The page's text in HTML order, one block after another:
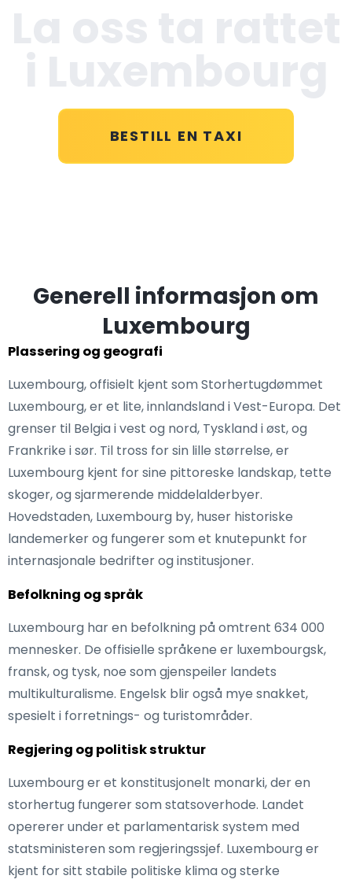
BESTILL EN TAXI
Generell informasjon om
Luxembourg
Plassering og geografi
Luxembourg, offisielt kjent som Storhertugdømmet
Luxembourg, er et lite, innlandsland i Vest-Europa. Det
grenser til Belgia i vest og nord, Tyskland i øst, og
Frankrike i sør. Til tross for sin lille størrelse, er
Luxembourg kjent for sine pittoreske landskap, tette
skoger, og sjarmerende middelalderbyer.
Hovedstaden, Luxembourg by, huser historiske
landemerker og fungerer som et knutepunkt for
internasjonale bedrifter og institusjoner.
Befolkning og språk
Luxembourg har en befolkning på omtrent 634 000
mennesker. De offisielle språkene er luxembourgsk,
fransk, og tysk, noe som gjenspeiler landets
multikulturalisme. Engelsk blir også mye snakket,
spesielt i forretnings- og turistområder.
Regjering og politisk struktur
Luxembourg er et konstitusjonelt monarki, der en
storhertug fungerer som statsoverhode. Landet
opererer under et parlamentarisk system med
statsministeren som regjeringssjef. Luxembourg er
kjent for sitt stabile politiske klima og sterke